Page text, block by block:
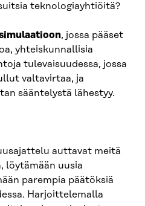
teknologiayhtiöitä?
, jossa pääset
yhteiskunnallisia
tulevaisuudessa, jossa
valtavirtaa, ja
sääntelystä lähestyy.
auttavat meitä
löytämään uusia
parempia päätöksiä
Harjoittelemalla